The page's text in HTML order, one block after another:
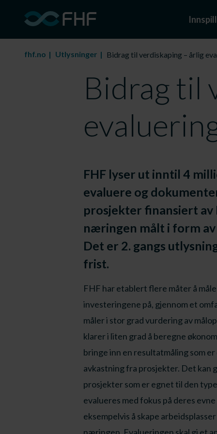
Innspill
fhf.no Utlysninger Bidrag til verdiskaping – årlig
Bidrag til
FHF lyser ut inntil 4
evaluere og
prosjekter finansiert av
næringen målt i form
Det er 2. gangs
frist.
FHF har etablert flere måter å
investeringene på, gjennom et
måler i stor grad vurdering av
klarer i liten grad å beregne
bringe inn en resultatmåling som
avkastning fra prosjekter. Det kan
prosjekter som er egnet til den
evalueres med fokus på deres
eksempelvis å skape